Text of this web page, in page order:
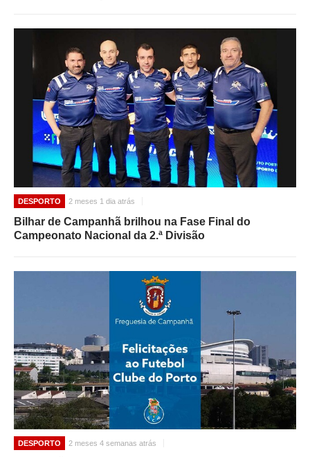
DESPORTO 2 meses 1 dia atrás
Bilhar de Campanhã brilhou na Fase Final do
Campeonato Nacional da 2.ª Divisão
DESPORTO 2 meses 4 semanas atrás